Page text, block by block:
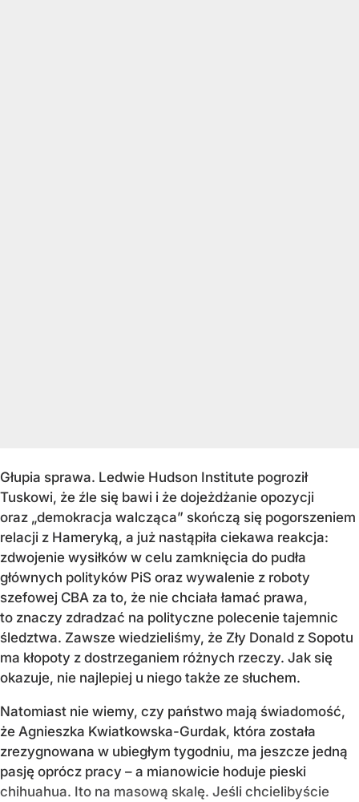
Głupia sprawa. Ledwie Hudson Institute pogroził
Tuskowi, że źle się bawi i że dojeżdżanie opozycji
oraz „demokracja walcząca” skończą się pogorszeniem
relacji z Hameryką, a już nastąpiła ciekawa reakcja:
zdwojenie wysiłków w celu zamknięcia do pudła
głównych polityków PiS oraz wywalenie z roboty
szefowej CBA za to, że nie chciała łamać prawa,
to znaczy zdradzać na polityczne polecenie tajemnic
śledztwa. Zawsze wiedzieliśmy, że Zły Donald z Sopotu
ma kłopoty z dostrzeganiem różnych rzeczy. Jak się
okazuje, nie najlepiej u niego także ze słuchem.
Natomiast nie wiemy, czy państwo mają świadomość,
że Agnieszka Kwiatkowska-Gurdak, która została
zrezygnowana w ubiegłym tygodniu, ma jeszcze jedną
pasję oprócz pracy – a mianowicie hoduje pieski
chihuahua. Ito na masową skalę. Jeśli chcielibyście